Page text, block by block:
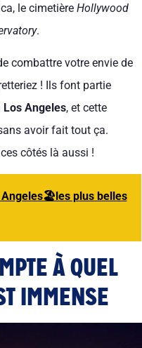
le cimetière Hollywood
.
combattre votre envie de
! Ils font partie
Angeles, et cette
avoir fait tout ça.
côtés là aussi !
Angeles🏖️les plus belles
À QUEL
IMMENSE